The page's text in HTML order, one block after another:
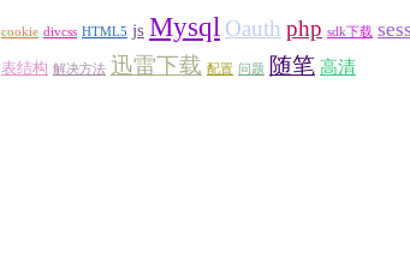
cookie divcss HTML5 js Mysql Oauth php sdk下载
表结构 解决方法 迅雷下载 配置 问题 随笔 高清